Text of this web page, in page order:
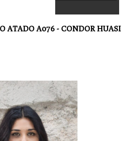
ATADO A076 - CONDOR